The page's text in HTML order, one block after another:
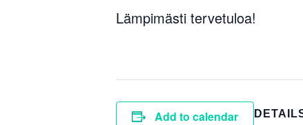
Lämpimästi tervetuloa!
Add to calendar